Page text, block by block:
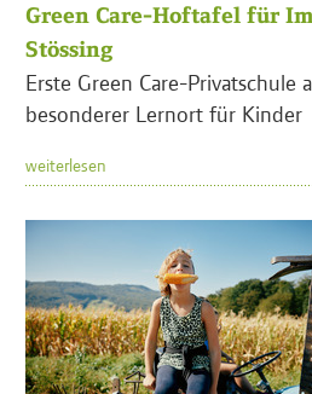
Green Care-Hoftafel für
Stössing
Erste Green Care-Privatschule
besonderer Lernort für Kinder
weiterlesen